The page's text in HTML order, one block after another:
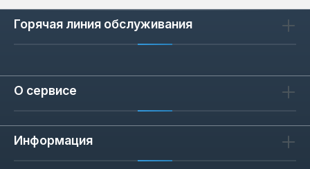
Горячая линия обслуживания
О сервисе
Информация